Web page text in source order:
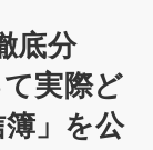
底分
実際ど
」を公